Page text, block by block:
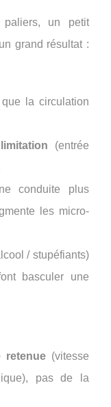
paliers, un petit
grand résultat :
la circulation
(entrée
conduite plus
les micro-
/ stupéfiants)
basculer une
retenue(vitesse
pas de la